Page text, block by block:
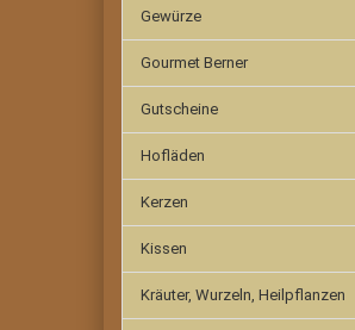
Gewürze
Gourmet Berner
Gutscheine
Hofläden
Kerzen
Kissen
Kräuter, Wurzeln, Heilpflanzen